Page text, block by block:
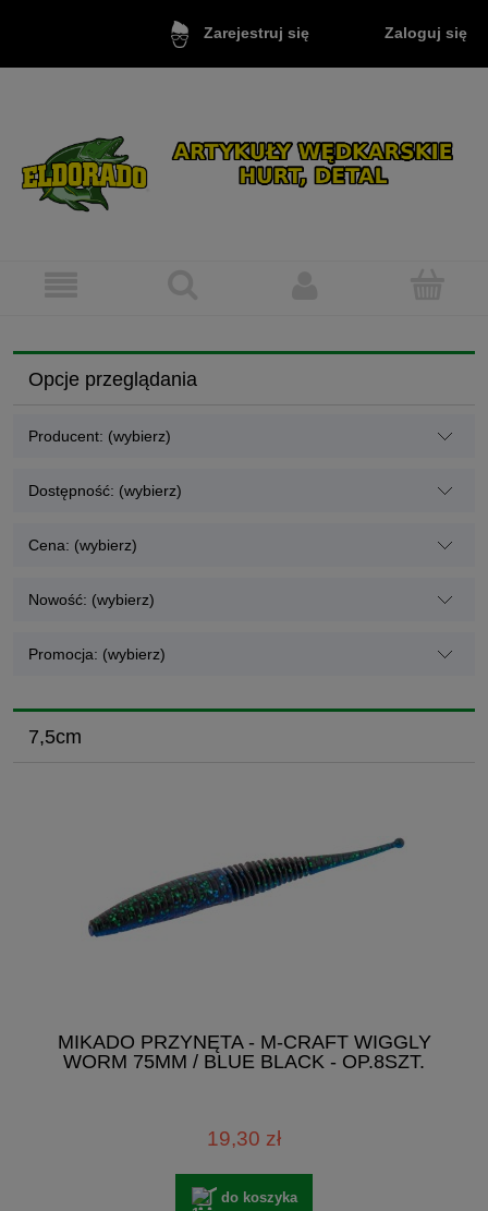
Zarejestruj się Zaloguj się
Opcje przeglądania
Producent: (wybierz)
Dostępność: (wybierz)
Cena: (wybierz)
Nowość: (wybierz)
Promocja: (wybierz)
7,5cm
MIKADO PRZYNĘTA - M-CRAFT WIGGLY
WORM 75MM / BLUE BLACK - OP.8SZT.
19,30 zł
do koszyka